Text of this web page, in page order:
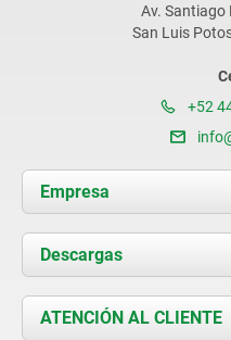
Av. Santiago
San Luis
+52
Empresa
Acerca de nosotros
Novedades
Contacto
Descargas
Documents
ATENCIÓN AL CLIENTE